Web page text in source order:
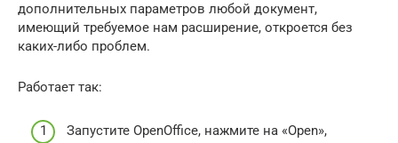
дополнительных параметров любой документ,
имеющий требуемое нам расширение, откроется без
каких-либо проблем.
Работает так:
Запустите OpenOffice, нажмите на «Open»,